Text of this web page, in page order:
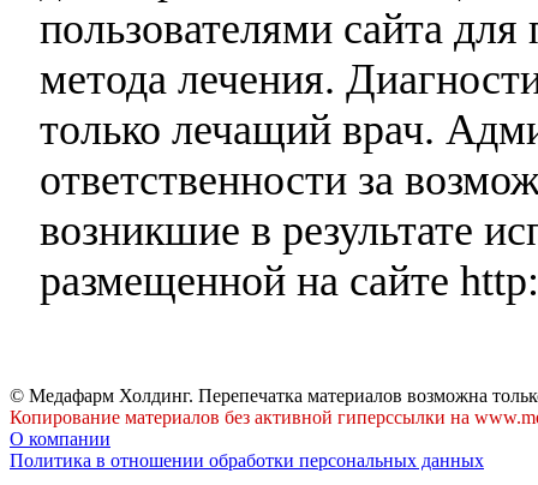
пользователями сайта
метода лечения.
только лечащий врач.
ответственности за
возникшие в результате
размещенной на сайте
© Медафарм Холдинг. Перепечатка материалов возможна
Копирование материалов без активной гиперссылки на
О компании
Политика в отношении обработки персональных данных